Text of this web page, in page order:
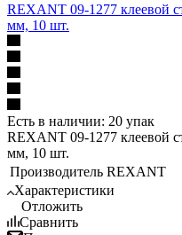
REXANT 09-1277 клеевой
мм, 10 шт.
Есть в наличии: 20 упак
REXANT 09-1277 клеевой
мм, 10 шт.
Производитель REXANT
Характеристики
Отложить
Сравнить